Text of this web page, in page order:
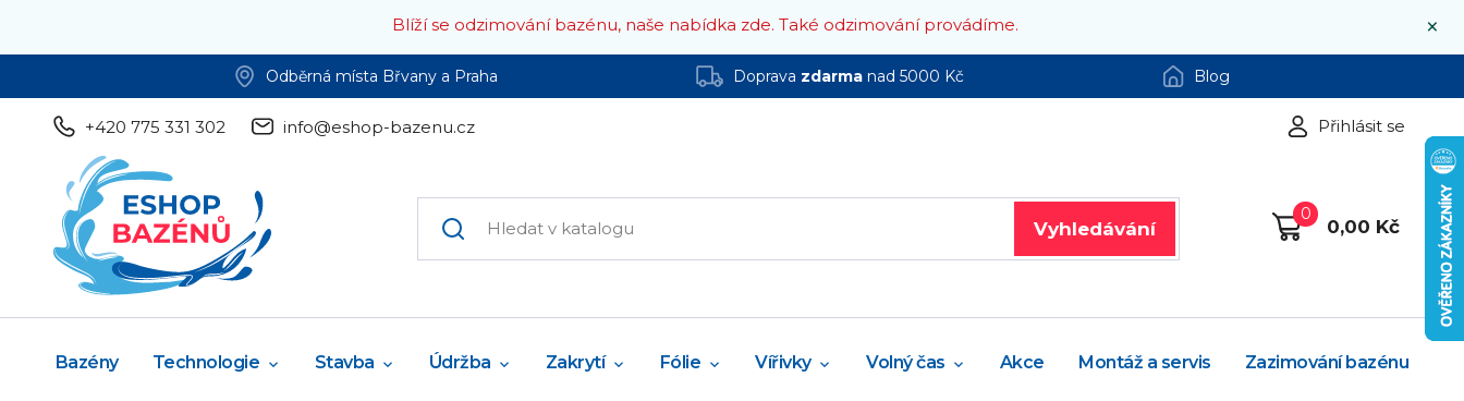
×
Blíží se odzimování bazénu, naše nabídka zde. Také odzimování provádíme.
Odběrná místa Břvany a Praha Doprava zdarmanad 5000 Kč Blog
+420 775 331 302 info@eshop-bazenu.cz Přihlásit se
Vyhledávání
0
0,00 Kč
Bazény Technologie Stavba Údržba Zakrytí Fólie Vířivky Volný čas Akce Montáž a servis Zazimování bazénu